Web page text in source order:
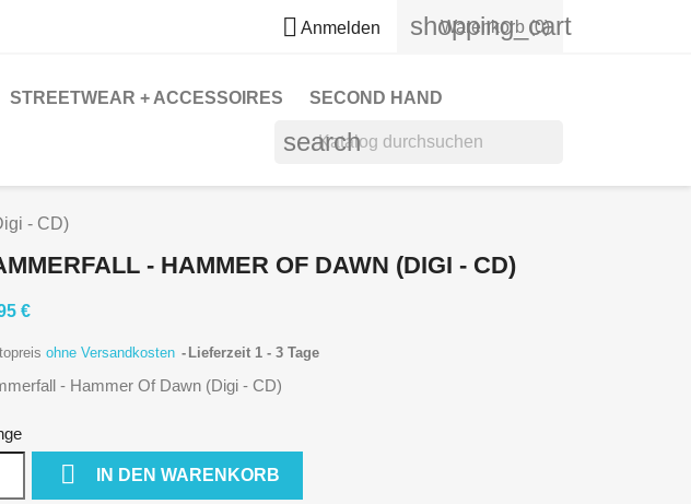
 Anmelden shopping_cart
Warenkorb (0)
STREETWEAR + ACCESSOIRES SECOND HAND
search
- CD)
- HAMMER OF DAWN (DIGI - CD)
€
ohne Versandkosten Lieferzeit 1 - 3 Tage
- Hammer Of Dawn (Digi - CD)
 IN DEN WARENKORB